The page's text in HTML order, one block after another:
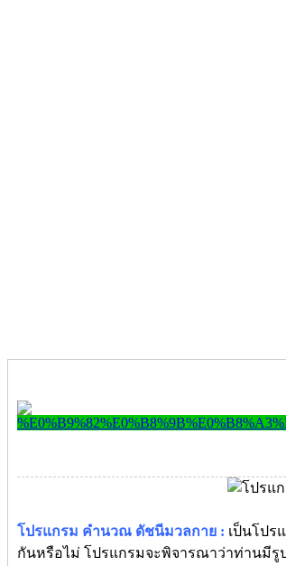
โปรแกรม คำนวณ ดัชนีมวลกาย : เป็นโปร
กันหรือไม่ โปรแกรมจะพิจารณาว่าท่านมีรู